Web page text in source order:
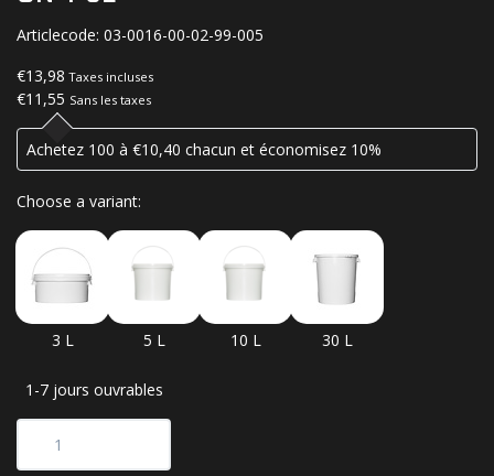
Articlecode: 03-0016-00-02-99-005
€13,98 Taxes incluses
€11,55 Sans les taxes
Achetez 100 à €10,40 chacun et économisez 10%
Choose a variant:
3 L 5 L 10 L 30 L
1-7 jours ouvrables